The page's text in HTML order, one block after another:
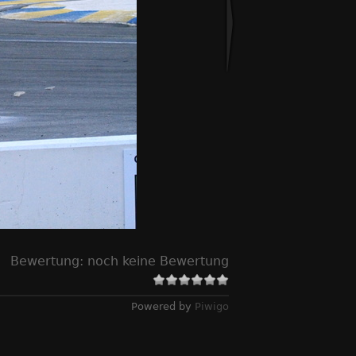
Bewertung: noch keine Bewertung
Powered by Piwigo